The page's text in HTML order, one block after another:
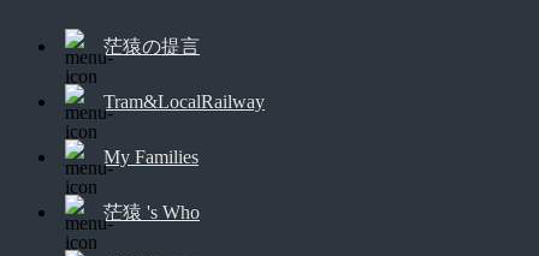
茫猿の提言
Tram&LocalRailway
My Families
茫猿 's Who